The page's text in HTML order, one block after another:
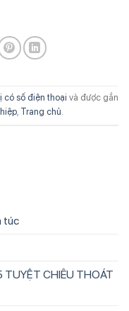
có số điện thoại và được gắn
, Trang chủ.
túc
TUYỆT CHIÊU THOÁT